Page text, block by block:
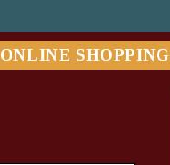
ONLINE SHOPPING